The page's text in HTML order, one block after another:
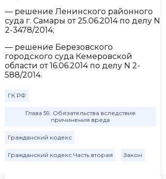
— решение Ленинского районного
суда г. Самары от 25.06.2014 по делу N
2-3478/2014;
— решение Березовского
городского суда Кемеровской
области от 16.06.2014 по делу N 2-
588/2014.
ГК РФ
Глава 59. Обязательства вследствие
причинения вреда
Гражданский кодекс
Гражданский кодекс Часть вторая Закон